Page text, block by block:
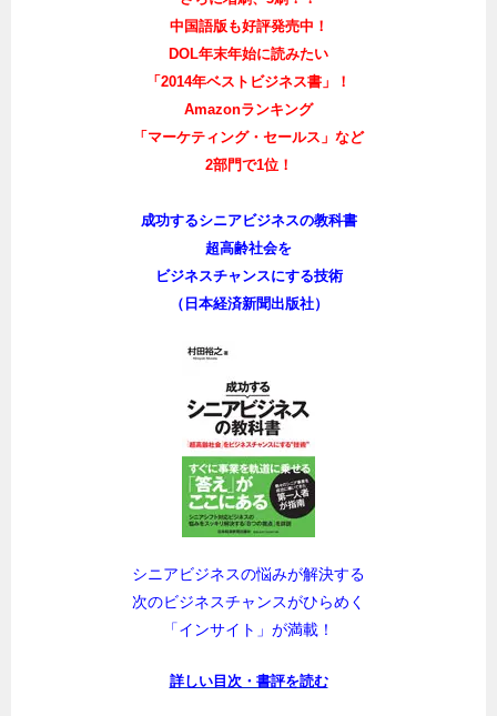
中国語版も好評発売中！
DOL年末年始に読みたい
「2014年ベストビジネス書」！
Amazonランキング
「マーケティング・セールス」など
2部門で1位！
成功するシニアビジネスの教科書
超高齢社会を
ビジネスチャンスにする技術
（日本経済新聞出版社）
シニアビジネスの悩みが解決する
次のビジネスチャンスがひらめく
「インサイト」が満載！
詳しい目次・書評を読む